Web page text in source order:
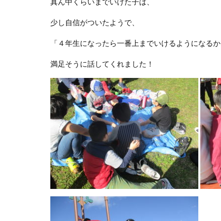
少し自信がついたようで、
「４年生になったら一番上までいけるようになる
満足そうに話してくれました！